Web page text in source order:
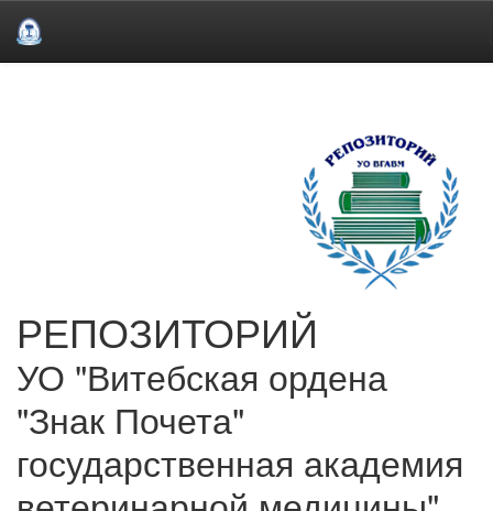
РЕПОЗИТОРИЙ
УО "Витебская ордена
"Знак Почета"
государственная академия